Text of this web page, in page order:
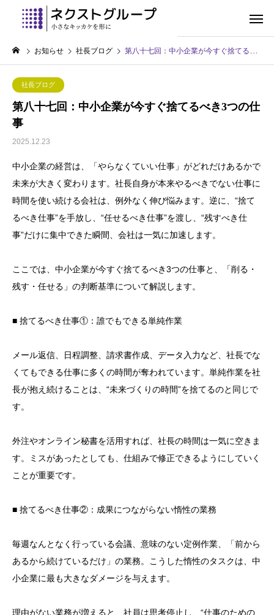
お知らせ 社長ブログ 第八十七回：中小企業が今すぐ捨てるべき3つの仕事
社長ブログ
第八十七回：中小企業が今すぐ捨てるべき3つの仕
事
2025.12.23
中小企業の経営は、「やらなくていい仕事」がどれだけあるかで
未来が大きく変わります。社長自身が本来やるべきでない仕事に
時間を使い続ける会社は、例外なく伸び悩みます。逆に、“捨て
るべき仕事”を手放し、“任せるべき仕事”を渡し、“残すべき仕
事”だけに集中できた瞬間、会社は一気に加速します。
ここでは、中小企業が今すぐ捨てるべき3つの仕事と、「削る・
残す・任せる」の判断基準について解説します。
■ 捨てるべき仕事①：誰でもできる単純作業
メール返信、日程調整、請求書作成、データ入力など、社長でな
くてもできる仕事に多くの時間が奪われています。単純作業を社
長が抱え続けることは、“未来づくりの時間”を捨てるのと同じで
す。
外注やオンライン秘書を活用すれば、社長の時間は一気に空きま
す。ミスがあったとしても、仕組みで修正できるようにしていく
ことが重要です。
■ 捨てるべき仕事②：成果につながらない惰性の業務
毎週なんとなく行っている会議、意味のない定例作業、「前から
あるから続けているだけ」の業務。こうした惰性のタスクは、中
小企業に最も大きなダメージを与えます。
理由がない業務が増えると、社員は思考停止し、“仕事のための